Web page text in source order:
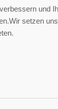
verbessern und
setzen